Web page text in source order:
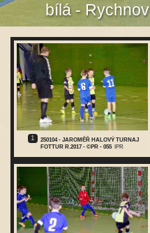
bílá - Rychnov
1
250104 - JAROMĚŘ HALOVÝ TURNAJ
FOTTUR R.2017 - ©PR - 055
IPR